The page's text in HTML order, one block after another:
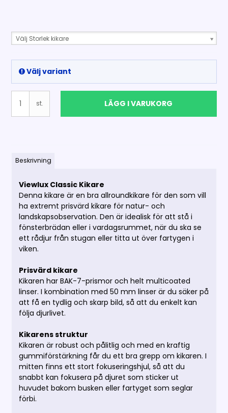
Välj Storlek kikare
Välj variant
st. LÄGG I VARUKORG
Beskrivning
Viewlux Classic Kikare
Denna kikare är en bra allroundkikare för den som vill
ha extremt prisvärd kikare för natur- och
landskapsobservation. Den är idealisk för att stå i
fönsterbrädan eller i vardagsrummet, när du ska se
ett rådjur från stugan eller titta ut över fartygen i
viken.
Prisvärd kikare
Kikaren har BAK-7-prismor och helt multicoated
linser. I kombination med 50 mm linser är du säker på
att få en tydlig och skarp bild, så att du enkelt kan
följa djurlivet.
Kikarens struktur
Kikaren är robust och pålitlig och med en kraftig
gummiförstärkning får du ett bra grepp om kikaren. I
mitten finns ett stort fokuseringshjul, så att du
snabbt kan fokusera på djuret som sticker ut
huvudet bakom busken eller fartyget som seglar
förbi.